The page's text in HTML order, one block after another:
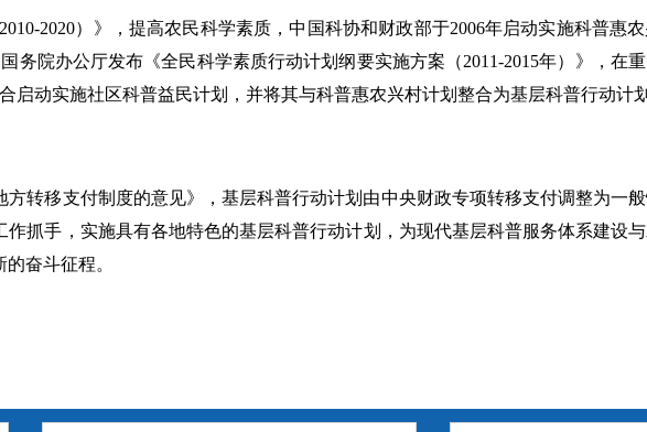
2020）》，提高农民科学素质，中国科协和财政部于2006年启动实施科普惠
务院办公厅发布《全民科学素质行动计划纲要实施方案（2011-2015年）》，在
启动实施社区科普益民计划，并将其与科普惠农兴村计划整合为基层科普行动计划
转移支付制度的意见》，基层科普行动计划由中央财政专项转移支付调整为一
抓手，实施具有各地特色的基层科普行动计划，为现代基层科普服务体系建设
奋斗征程。